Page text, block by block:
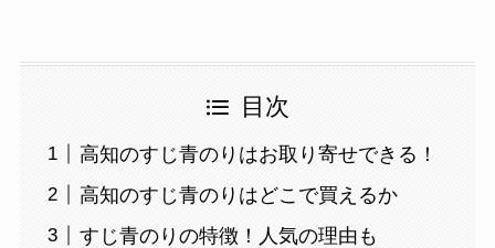
目次
高知のすじ青のりはお取り寄せできる！
高知のすじ青のりはどこで買えるか
すじ青のりの特徴！人気の理由も